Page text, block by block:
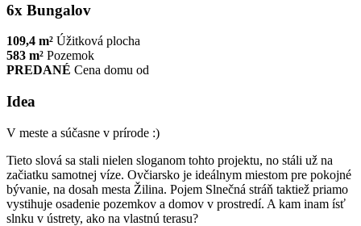
6x Bungalov
109,4 m² Úžitková plocha
583 m² Pozemok
PREDANÉ Cena domu od
Idea
V meste a súčasne v prírode :)
Tieto slová sa stali nielen sloganom tohto projektu, no stáli už na
začiatku samotnej víze. Ovčiarsko je ideálnym miestom pre pokojné
bývanie, na dosah mesta Žilina. Pojem Slnečná stráň taktiež priamo
vystihuje osadenie pozemkov a domov v prostredí. A kam inam ísť
slnku v ústrety, ako na vlastnú terasu?